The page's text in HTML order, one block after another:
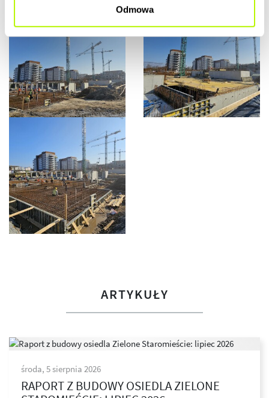
Odmowa
ARTYKUŁY
środa, 5 sierpnia 2026
RAPORT Z BUDOWY OSIEDLA ZIELONE